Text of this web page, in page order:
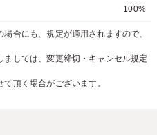
100%
合にも、規定が適用されますので、
しては、変更締切・キャンセル規定
頂く場合がございます。